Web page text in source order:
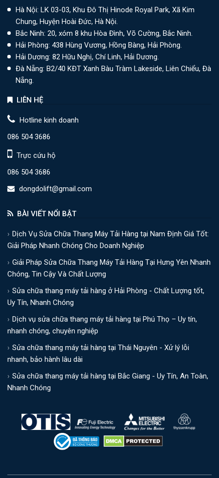
Hà Nội: LK 03-03, Khu Đô Thị Hinode Royal Park, Xã Kim
Chung, Huyện Hoài Đức, Hà Nội.
Bắc Ninh: 20, xóm 8 khu Hòa Đình, Võ Cường, Bắc Ninh.
Hải Phòng: 438 Hùng Vương, Hồng Bàng, Hải Phòng.
Hải Dương: 82 Hữu Nghị, Chí Linh, Hải Dương.
Đà Nẵng: B2/40 KĐT Xanh Bàu Tràm Lakeside, Liên Chiểu, Đà
Nẵng.
LIÊN HỆ
Hotline kinh doanh
086 504 3686
Trực cứu hộ
086 504 3686
dongdolift@gmail.com
BÀI VIẾT NỔI BẬT
Dịch Vụ Sửa Chữa Thang Máy Tải Hàng tại Nam Định Giá Tốt:
Giải Pháp Nhanh Chóng Cho Doanh Nghiệp
Giải Pháp Sửa Chữa Thang Máy Tải Hàng Tại Hưng Yên Nhanh
Chóng, Tin Cậy Và Chất Lượng
Sửa chữa thang máy tải hàng ở Hải Phòng - Chất Lượng tốt,
Uy Tín, Nhanh Chóng
Dịch vụ sửa chữa thang máy tải hàng tại Phú Thọ – Uy tín,
nhanh chóng, chuyên nghiệp
Sửa chữa thang máy tải hàng tại Thái Nguyên - Xử lý lỗi
nhanh, bảo hành lâu dài
Sửa chữa thang máy tải hàng tại Bắc Giang - Uy Tín, An Toàn,
Nhanh Chóng